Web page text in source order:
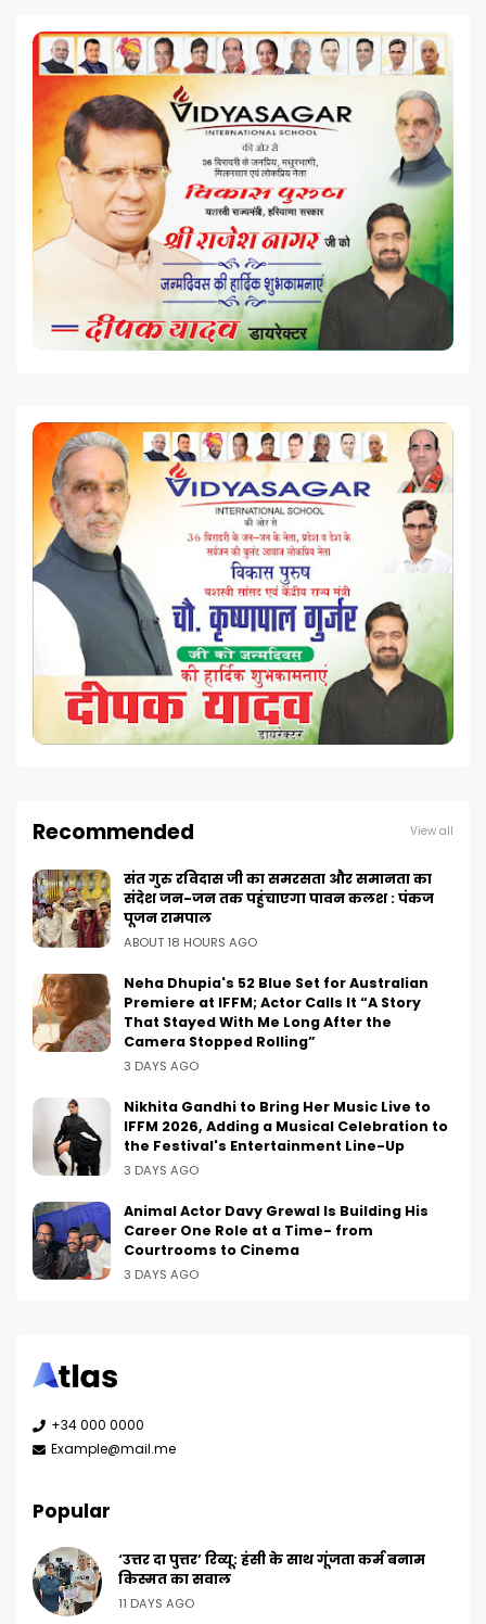
Recommended View all
संत गुरु रविदास जी का समरसता और समानता का
संदेश जन-जन तक पहुंचाएगा पावन कलश : पंकज
पूजन रामपाल
ABOUT 18 HOURS AGO
Neha Dhupia's 52 Blue Set for Australian
Premiere at IFFM; Actor Calls It “A Story
That Stayed With Me Long After the
Camera Stopped Rolling”
3 DAYS AGO
Nikhita Gandhi to Bring Her Music Live to
IFFM 2026, Adding a Musical Celebration to
the Festival's Entertainment Line-Up
3 DAYS AGO
Animal Actor Davy Grewal Is Building His
Career One Role at a Time- from
Courtrooms to Cinema
3 DAYS AGO
+34 000 0000
Example@mail.me
Popular
‘उत्तर दा पुत्तर’ रिव्यू: हंसी के साथ गूंजता कर्म बनाम
किस्मत का सवाल
11 DAYS AGO